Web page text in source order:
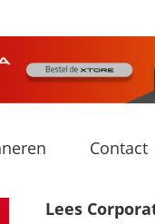
Contact
Lees